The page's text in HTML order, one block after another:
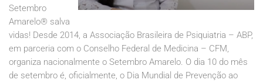
Setembro
Amarelo® salva
vidas! Desde 2014, a Associação Brasileira de Psiquiatria – ABP,
em parceria com o Conselho Federal de Medicina – CFM,
organiza nacionalmente o Setembro Amarelo. O dia 10 do mês
de setembro é, oficialmente, o Dia Mundial de Prevenção ao